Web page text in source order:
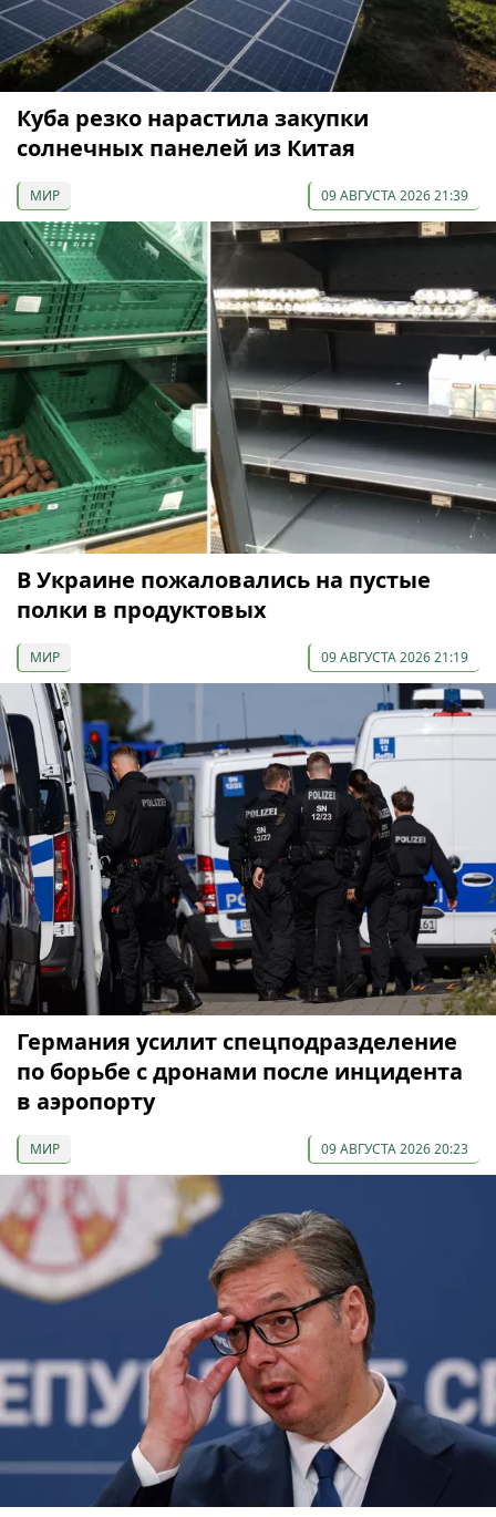
Куба резко нарастила закупки
солнечных панелей из Китая
МИР 09 АВГУСТА 2026 21:39
В Украине пожаловались на пустые
полки в продуктовых
МИР 09 АВГУСТА 2026 21:19
Германия усилит спецподразделение
по борьбе с дронами после инцидента
в аэропорту
МИР 09 АВГУСТА 2026 20:23